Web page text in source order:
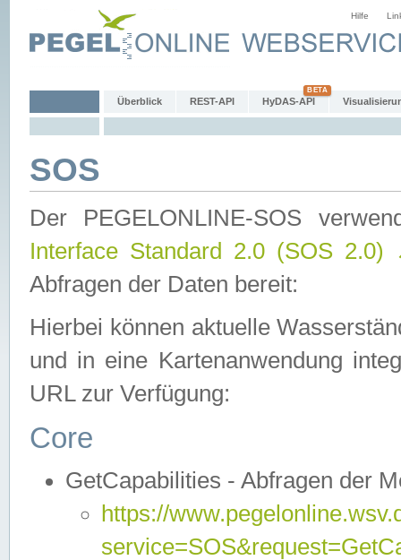
Hilfe
Überblick REST-API HyDAS-API
SOS
Der PEGELONLINE-SOS
Interface Standard 2.0 (SOS 2.0)
Abfragen der Daten bereit:
Hierbei können aktuelle
und in eine Kartenanwendung
URL zur Verfügung:
Core
GetCapabilities - Abfragen der
https://